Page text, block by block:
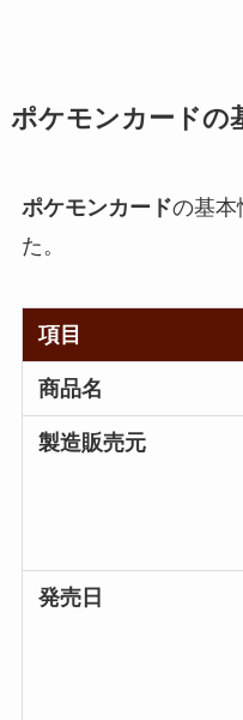
ポケモンカードの
ポケモンカードの基本
た。
項目
商品名
製造販売元
発売日